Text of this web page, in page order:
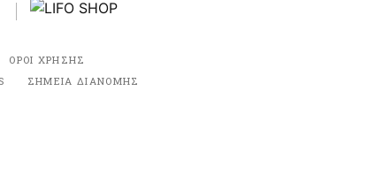
ΟΡΟΙ ΧΡΗΣΗΣ
ΣΗΜΕΙΑ ΔΙΑΝΟΜΗΣ